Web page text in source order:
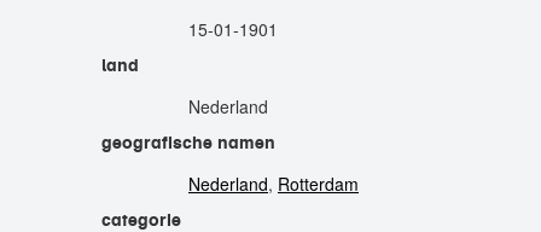
15-01-1901
land
Nederland
geografische namen
Nederland, Rotterdam
categorie